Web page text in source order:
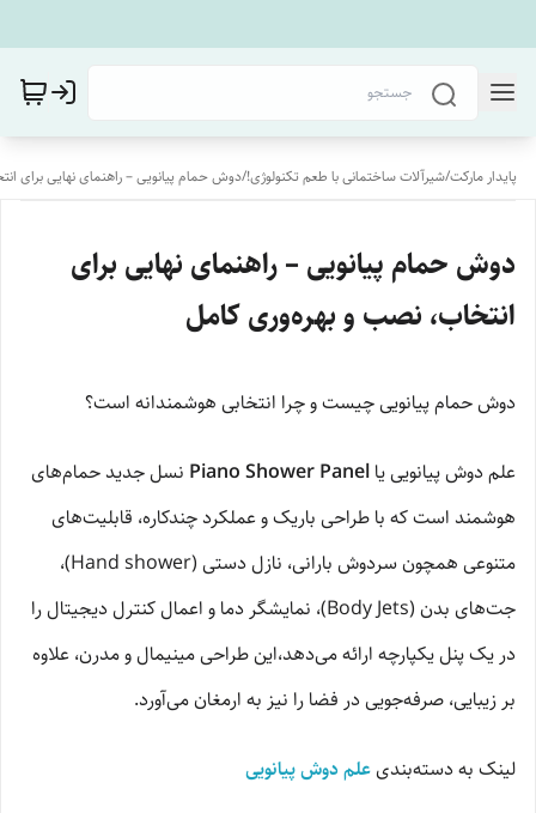
پایدار مارکت/شیرآلات ساختمانی با طعم تکنولوژی!/دوش حمام پیانویی – راهنمای نهایی برای
دوش حمام پیانویی – راهنمای نهایی برای
انتخاب، نصب و بهره‌وری کامل
دوش حمام پیانویی چیست و چرا انتخابی هوشمندانه است؟
علم دوش پیانویی یا Piano Shower Panel نسل جدید حمام‌های
هوشمند است که با طراحی باریک و عملکرد چندکاره، قابلیت‌های
متنوعی همچون سردوش بارانی، نازل دستی (Hand shower)،
جت‌های بدن (Body Jets)، نمایشگر دما و اعمال کنترل دیجیتال را
در یک پنل یکپارچه ارائه می‌دهد،این طراحی مینیمال و مدرن، علاوه
بر زیبایی، صرفه‌جویی در فضا را نیز به ارمغان می‌آورد.
لینک به دسته‌بندیعلم دوش پیانویی